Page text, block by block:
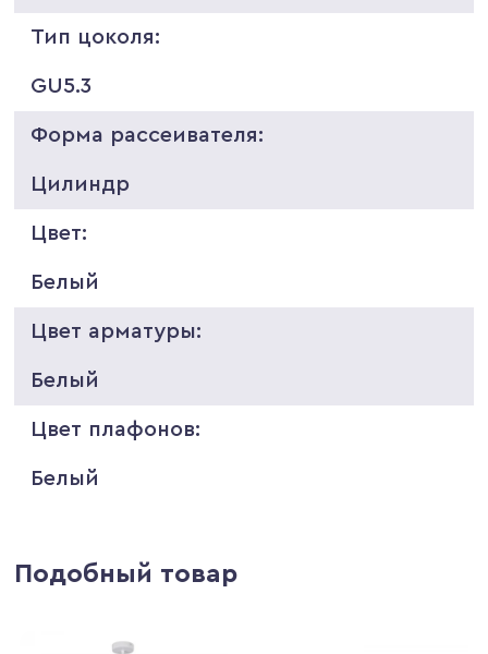
Тип цоколя:
GU5.3
Форма рассеивателя:
Цилиндр
Цвет:
Белый
Цвет арматуры:
Белый
Цвет плафонов:
Белый
Подобный товар